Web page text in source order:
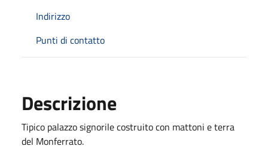
Indirizzo
Punti di contatto
Descrizione
Tipico palazzo signorile costruito con mattoni e terra
del Monferrato.